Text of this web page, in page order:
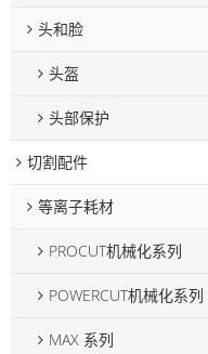
头和脸
头盔
头部保护
切割配件
等离子耗材
PROCUT机械化系列
POWERCUT机械化系列
MAX 系列